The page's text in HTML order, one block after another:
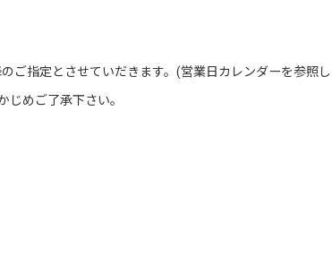
ご指定とさせていだきます。(営業日カレンダーを参照
めご了承下さい。